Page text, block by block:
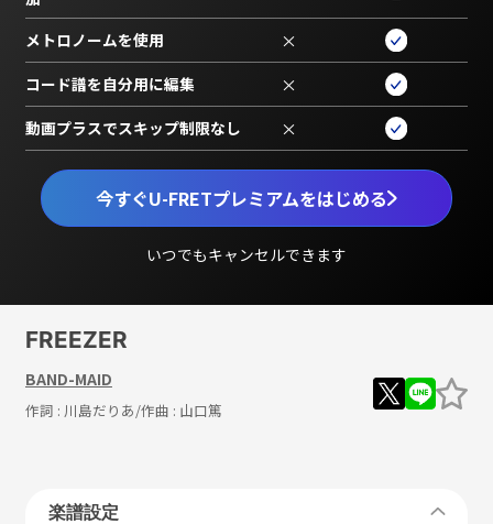
今すぐU-FRETプレミアムをはじめる
いつでもキャンセルできます
メトロノームを使用 ×
コード譜を自分用に編集 ×
動画プラスでスキップ制限なし ×
FREEZER
BAND-MAID
作詞 : 川島だりあ/作曲 : 山口篤
楽譜設定